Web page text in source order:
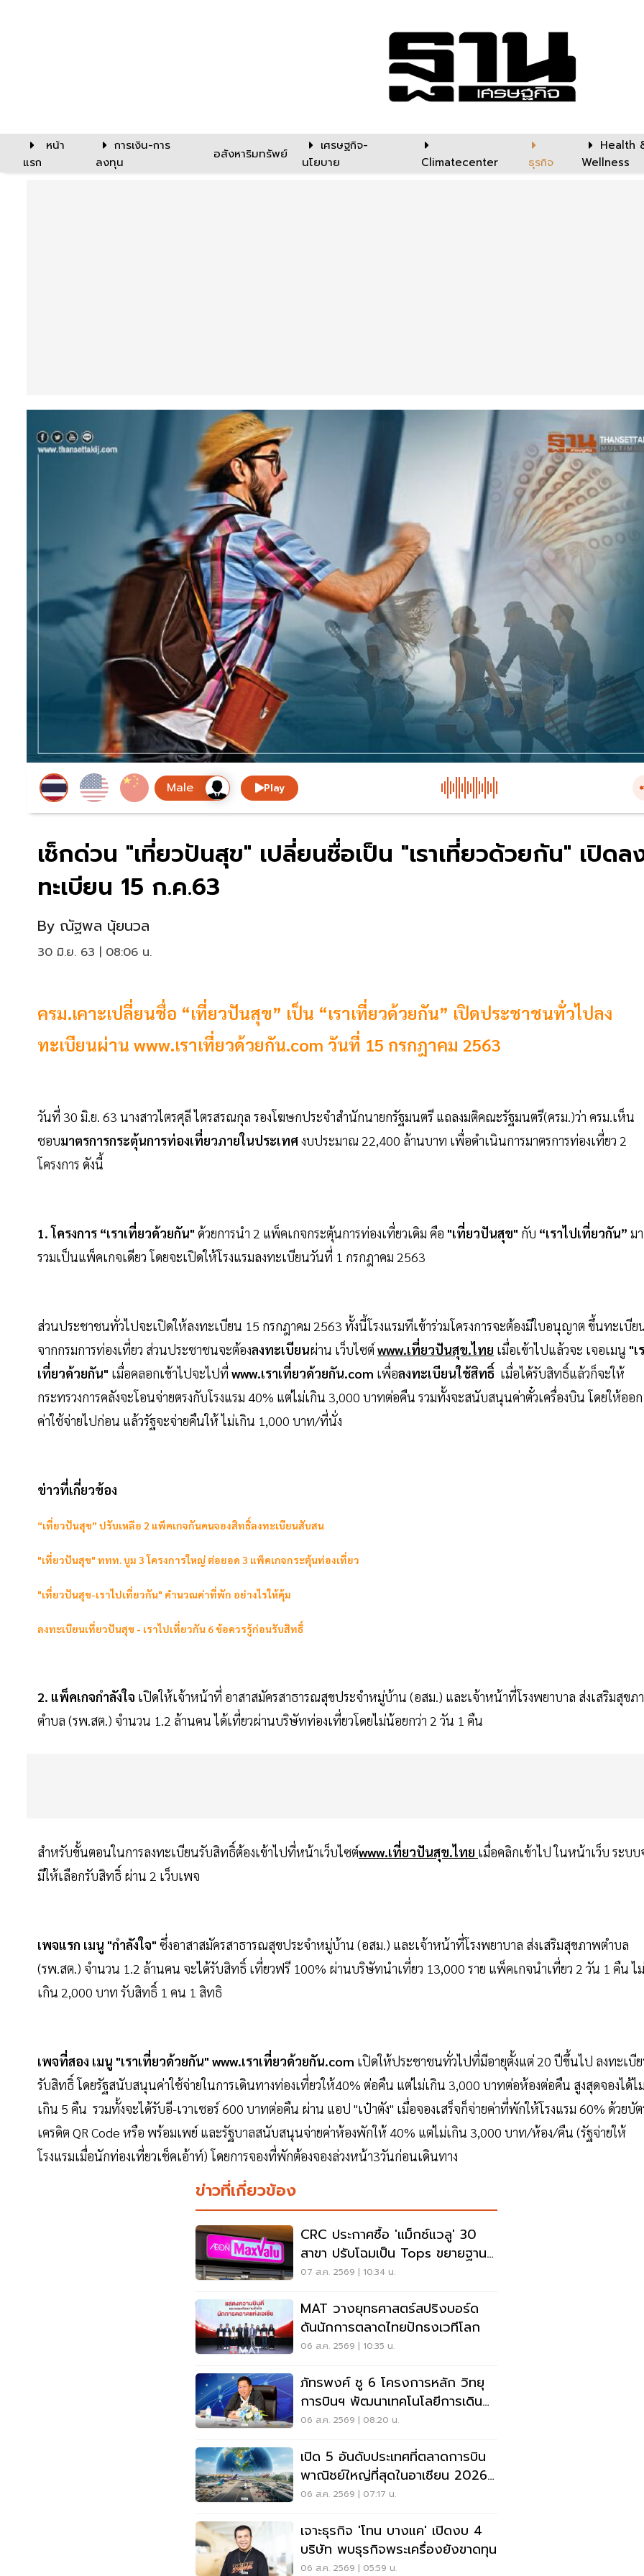
หน้า
แรก
การเงิน-การ
ลงทุน
อสังหาริมทรัพย์
เศรษฐกิจ-
นโยบาย
Climatecenter ธุรกิจ
Health
Wellness
Play
เช็กด่วน "เที่ยวปันสุข" เปลี่ยนชื่อเป็น "เราเที่ยวด้วยกัน" เปิดล
ทะเบียน 15 ก.ค.63
By ณัฐพล นุ้ยนวล
30 มิ.ย. 63 | 08:06 น.
ครม.เคาะเปลี่ยนชื่อ “เที่ยวปันสุข” เป็น “เราเที่ยวด้วยกัน” เปิดประชาชนทั่วไปลง
ทะเบียนผ่าน www.เราเที่ยวด้วยกัน.com วันที่ 15 กรกฎาคม 2563
วันที่ 30 มิ.ย. 63 นางสาวไตรศุลี ไตรสรณกุล รองโฆษกประจำสำนักนายกรัฐมนตรี แถลงมติคณะรัฐมนตรี(ครม.)ว่า ครม.เห็น
ชอบมาตรการกระตุ้นการท่องเที่ยวภายในประเทศงบประมาณ 22,400 ล้านบาท เพื่อดำเนินการมาตรการท่องเที่ยว 2
โครงการ ดังนี้
1. โครงการ “เราเที่ยวด้วยกัน" ด้วยการนำ 2 แพ็คเกจกระตุ้นการท่องเที่ยวเดิม คือ "เที่ยวปันสุข" กับ “เราไปเที่ยวกัน” มา
รวมเป็นแพ็คเกจเดียว โดยจะเปิดให้โรงแรมลงทะเบียนวันที่ 1 กรกฎาคม 2563
ส่วนประชาชนทั่วไปจะเปิดให้ลงทะเบียน 15 กรกฎาคม 2563 ทั้งนี้โรงแรมทีเข้าร่วมโครงการจะต้องมีใบอนุญาต ขึ้นทะเบีย
จากกรมการท่องเที่ยว ส่วนประชาชนจะต้องลงทะเบียนผ่าน เว็บไซต์ www.เที่ยวปันสุข.ไทย เมื่อเข้าไปแล้วจะ เจอเมนู "เ
เที่ยวด้วยกัน" เมื่อคลอกเข้าไปจะไปที่ www.เราเที่ยวด้วยกัน.com เพื่อลงทะเบียนใช้สิทธิ์ เมื่อได้รับสิทธิ์แล้วก็จะให้
กระทรวงการคลังจะโอนจ่ายตรงกับโรงแรม 40% แต่ไม่เกิน 3,000 บาทต่อคืน รวมทั้งจะสนับสนุนค่าตั๋วเครื่องบิน โดยให้ออก
ค่าใช้จ่ายไปก่อน แล้วรัฐจะจ่ายคืนให้ ไม่เกิน 1,000 บาท/ที่นั่ง
ข่าวที่เกี่ยวข้อง
“เที่ยวปันสุข” ปรับเหลือ 2 แพ็คเกจกันคนจองสิทธิ์ลงทะเบียนสับสน
"เที่ยวปันสุข" ททท. บูม 3 โครงการใหญ่ ต่อยอด 3 แพ็คเกจกระตุ้นท่องเที่ยว
"เที่ยวปันสุข-เราไปเที่ยวกัน" คำนวณค่าที่พัก อย่างไรให้คุ้ม
ลงทะเบียนเที่ยวปันสุข - เราไปเที่ยวกัน 6 ข้อควรรู้ก่อนรับสิทธิ์
2. แพ็คเกจกำลังใจ เปิดให้เจ้าหน้าที่ อาสาสมัครสาธารณสุขประจำหมู่บ้าน (อสม.) และเจ้าหน้าที่โรงพยาบาล ส่งเสริมสุขภ
ตำบล (รพ.สต.) จำนวน 1.2 ล้านคน ได้เที่ยวผ่านบริษัทท่องเที่ยวโดยไม่น้อยกว่า 2 วัน 1 คืน
สำหรับขั้นตอนในการลงทะเบียนรับสิทธิ์ต้องเข้าไปที่หน้าเว็บไซต์www.เที่ยวปันสุข.ไทย เมื่อคลิกเข้าไป ในหน้าเว็บ ระบบ
มีให้เลือกรับสิทธิ์ ผ่าน 2 เว็บเพจ
เพจแรก เมนู "กำลังใจ" ซึ่งอาสาสมัครสาธารณสุขประจำหมู่บ้าน (อสม.) และเจ้าหน้าที่โรงพยาบาล ส่งเสริมสุขภาพตำบล
(รพ.สต.) จำนวน 1.2 ล้านคน จะได้รับสิทธิ์ เที่ยวฟรี 100% ผ่านบริษัทนำเที่ยว 13,000 ราย แพ็คเกจนำเที่ยว 2 วัน 1 คืน ไม่
เกิน 2,000 บาท รับสิทธิ์ 1 คน 1 สิทธิ
เพจที่สอง เมนู "เราเที่ยวด้วยกัน" www.เราเที่ยวด้วยกัน.com เปิดให้ประชาชนทั่วไปที่มีอายุตั้งแต่ 20 ปีขึ้นไป ลงทะเบี
รับสิทธิ์ โดยรัฐสนับสนุนค่าใช้จ่ายในการเดินทางท่องเที่ยวให้40% ต่อคืน แต่ไม่เกิน 3,000 บาทต่อห้องต่อคืน สูงสุดจองได้ไ
เกิน 5 คืน รวมทั้งจะได้รับอี-เวาเชอร์ 600 บาทต่อคืน ผ่าน แอป "เป๋าตัง" เมื่อจองเสร็จก็จ่ายค่าที่พักให้โรงแรม 60% ด้วยบั
เครดิต QR Code หรือ พร้อมเพย์ และรัฐบาลสนับสนุนจ่ายค่าห้องพักให้ 40% แต่ไม่เกิน 3,000 บาท/ห้อง/คืน (รัฐจ่ายให้
โรงแรมเมื่อนักท่องเที่ยวเช็คเอ้าท์) โดยการจองที่พักต้องจองล่วงหน้า3วันก่อนเดินทาง
ข่าวที่เกี่ยวข้อง
CRC ประกาศซื้อ 'แม็กซ์แวลู' 30
สาขา ปรับโฉมเป็น Tops ขยายฐาน
ลูกค้าเพิ่ม 9 แสนราย
07 ส.ค. 2569 | 10:34 น.
MAT วางยุทธศาสตร์สปริงบอร์ด
ดันนักการตลาดไทยปักธงเวทีโลก
06 ส.ค. 2569 | 10:35 น.
ภัทรพงศ์ ชู 6 โครงการหลัก วิทยุ
การบินฯ พัฒนาเทคโนโลยีการเดิน
อากาศ การบินยุคใหม่
06 ส.ค. 2569 | 08:20 น.
เปิด 5 อันดับประเทศที่ตลาดการบิน
พาณิชย์ใหญ่ที่สุดในอาเซียน 2026
เวียดนามแซงไทยแล้ว
06 ส.ค. 2569 | 07:17 น.
เจาะธุรกิจ 'โทน บางแค' เปิดงบ 4
บริษัท พบธุรกิจพระเครื่องยังขาดทุน
06 ส.ค. 2569 | 05:59 น.